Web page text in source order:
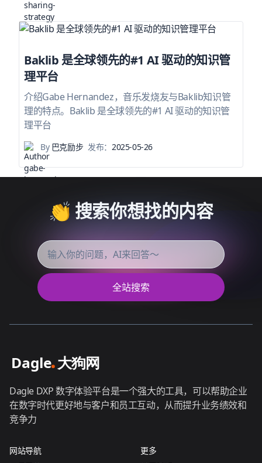
Baklib 是全球领先的#1 AI 驱动的知识管
理平台
介绍Gabe Hernandez，音乐发烧友与Baklib知识管
理的特点。Baklib 是全球领先的#1 AI 驱动的知识管
理平台
By巴克励步 发布：2025-05-26
👏 搜索你想找的内容
全站搜索
Dagle DXP 数字体验平台是一个强大的工具，可以帮助企业
在数字时代更好地与客户和员工互动，从而提升业务绩效和
竞争力
网站导航
更多